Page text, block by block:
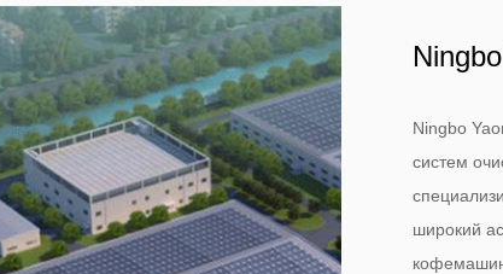
Ningbo
систем
широкий
кофемашин